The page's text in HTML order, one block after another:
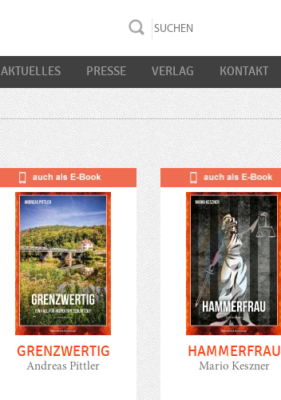
AKTUELLES PRESSE VERLAG KONTAKT
GRENZWERTIG
Andreas Pittler
HAMMERFRAU
Mario Keszner